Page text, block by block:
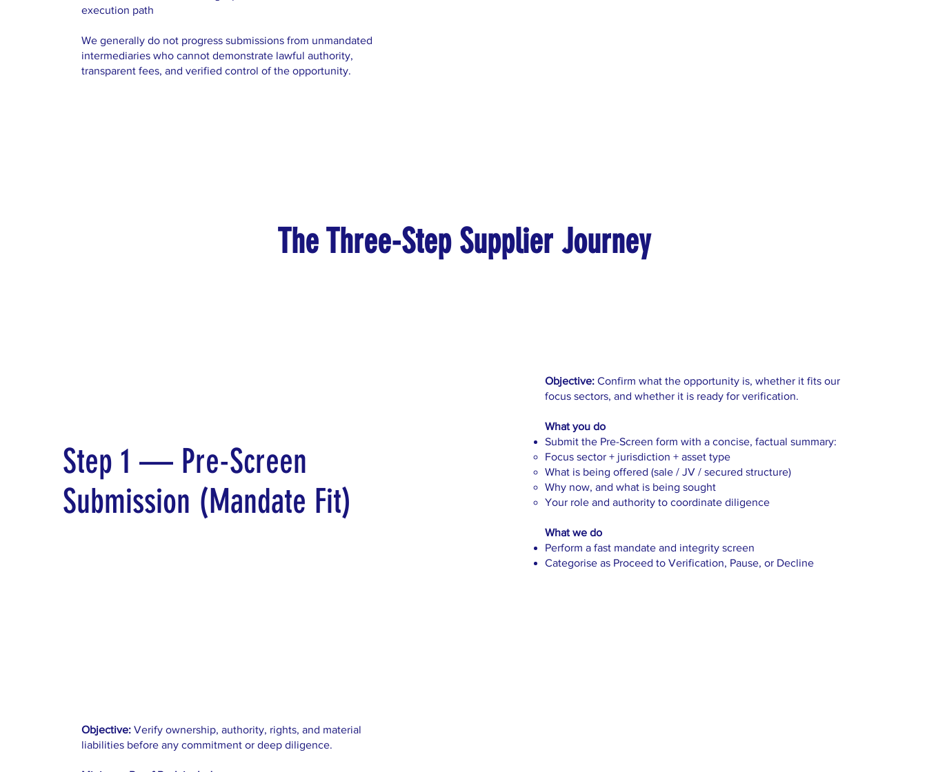
execution path
We generally do not progress submissions from unmandated
intermediaries who cannot demonstrate lawful authority,
transparent fees, and verified control of the opportunity.
The Three-Step Supplier Journey
Step 1 — Pre-Screen
Submission (Mandate Fit)
Objective: Confirm what the opportunity is, whether it fits our
focus sectors, and whether it is ready for verification.
What you do
Submit the Pre-Screen form with a concise, factual summary:
Focus sector + jurisdiction + asset type
What is being offered (sale / JV / secured structure)
Why now, and what is being sought
Your role and authority to coordinate diligence
What we do
Perform a fast mandate and integrity screen
Categorise as Proceed to Verification, Pause, or Decline
Objective: Verify ownership, authority, rights, and material
liabilities before any commitment or deep diligence.